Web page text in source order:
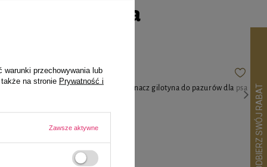
czworonoga
Over Zoo Obcinacz gilotyna do pazurów dla psa
27,99 zł
warunki przechowywania lub
na stronie Prywatność i
Zawsze aktywne